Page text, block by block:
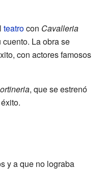
teatrocon Cavalleria
La obra se
con actores famosos
, que se estrenó
y a que no lograba